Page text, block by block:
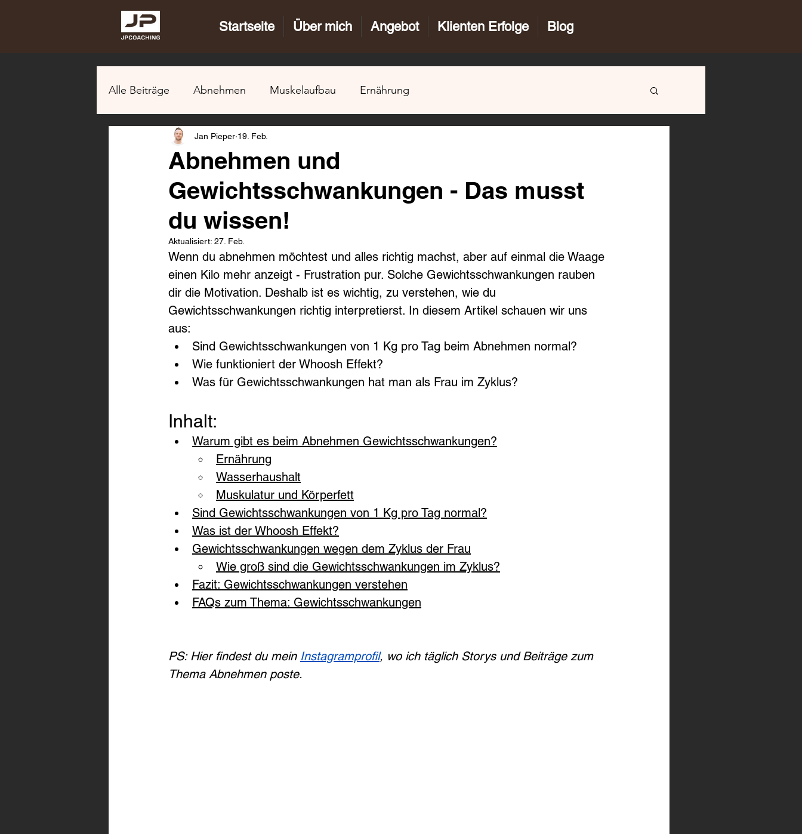
Startseite Über mich Angebot Klienten Erfolge Blog
Alle Beiträge Abnehmen Muskelaufbau Ernährung
Abnehmen und
Gewichtsschwankungen - Das musst
du wissen!
Jan Pieper 19. Feb.
Aktualisiert: 27. Feb.
Wenn du abnehmen möchtest und alles richtig machst, aber auf einmal die Waage
einen Kilo mehr anzeigt - Frustration pur. Solche Gewichtsschwankungen rauben
dir die Motivation. Deshalb ist es wichtig, zu verstehen, wie du
Gewichtsschwankungen richtig interpretierst. In diesem Artikel schauen wir uns
aus:
Sind Gewichtsschwankungen von 1 Kg pro Tag beim Abnehmen normal?
Wie funktioniert der Whoosh Effekt?
Was für Gewichtsschwankungen hat man als Frau im Zyklus?
Inhalt:
Warum gibt es beim Abnehmen Gewichtsschwankungen?
Ernährung
Wasserhaushalt
Muskulatur und Körperfett
Sind Gewichtsschwankungen von 1 Kg pro Tag normal?
Was ist der Whoosh Effekt?
Gewichtsschwankungen wegen dem Zyklus der Frau
Wie groß sind die Gewichtsschwankungen im Zyklus?
Fazit: Gewichtsschwankungen verstehen
FAQs zum Thema: Gewichtsschwankungen
PS: Hier findest du mein Instagramprofil, wo ich täglich Storys und Beiträge zum
Thema Abnehmen poste.